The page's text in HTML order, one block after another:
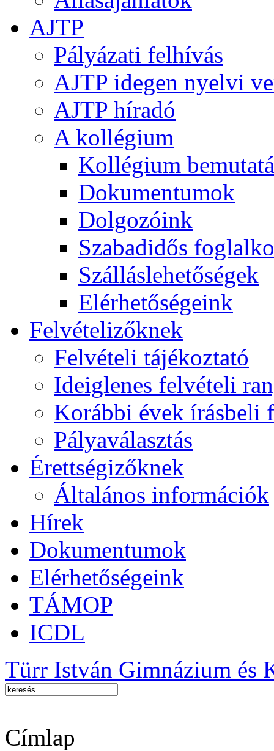
AJTP
Pályázati felhívás
AJTP idegen nyelvi
AJTP híradó
A kollégium
Kollégium
Dokumentumok
Dolgozóink
Szabadidős
Szálláslehetőségek
Elérhetőségeink
Felvételizőknek
Felvételi tájékoztató
Ideiglenes felvételi
Korábbi évek írásbeli
Pályaválasztás
Érettségizőknek
Általános információk
Hírek
Dokumentumok
Elérhetőségeink
TÁMOP
ICDL
Türr István Gimnázium és
Címlap